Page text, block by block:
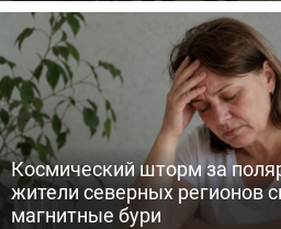
Космический шторм за
жители северных регионов
магнитные бури